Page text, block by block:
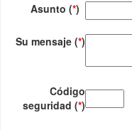
Asunto (*)
Su mensaje (*)
Código
seguridad (*)